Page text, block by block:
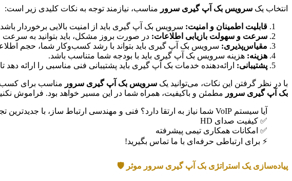
انتخاب یک سرویس بک آپ گیری سرور مناسب، نیازمند توجه به نکات کلیدی زیر است:
قابلیت اطمینان و امنیت: سرویس بک آپ گیری باید از امنیت بالایی برخوردار
سرعت و سهولت بازیابی اطلاعات: در صورت بروز مشکل، باید بتوانید به سرعت
مقیاس‌پذیری: سرویس بک آپ گیری باید بتواند با رشد کسب‌وکار شما، حجم
هزینه: هزینه سرویس بک آپ گیری باید با بودجه شما متناسب باشد.
پشتیبانی: ارائه‌دهنده خدمات بک آپ گیری باید پشتیبانی فنی مناسبی را ارائه
با در نظر گرفتن این نکات، می‌توانید یک سرویس بک آپ گیری سرور مناسب برای
بک آپ گیری سرور مطمئن و باکیفیت، همراه شما در این مسیر خواهد بود. فراموش
آیا سیستم VoIP شما نیاز به ارتقا دارد؟ فنی و مهندسی ارتباط ساز، با جدیدترین تجهیزات ویپ، ارتباطات شما را مدرن و امن می‌سازد.
✅ کیفیت صدای HD
✅ امکانات همکاری تیمی پیشرفته
⚡ برای ارتباطی حرفه‌ای با ما تماس بگیرید!
پیاده‌سازی یک استراتژی بک آپ گیری سرور موثر 🛡️